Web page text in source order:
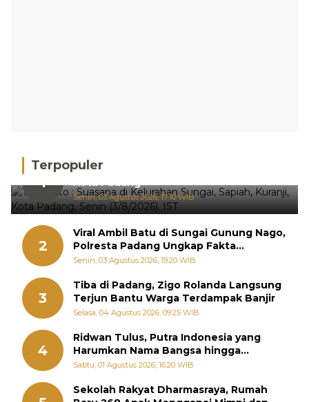
Terpopuler
1
Hujan Deras, 15 Titik Banjir Terdeteksi di
Kota Padang
Senin, 03 Agustus 2026, 17:10 WIB
2
Viral Ambil Batu di Sungai Gunung Nago,
Polresta Padang Ungkap Fakta
Sebenarnya
Senin, 03 Agustus 2026, 19:20 WIB
3
Tiba di Padang, Zigo Rolanda Langsung
Terjun Bantu Warga Terdampak Banjir
Selasa, 04 Agustus 2026, 09:25 WIB
4
Ridwan Tulus, Putra Indonesia yang
Harumkan Nama Bangsa hingga
Diabadikan dalam Buku Jepang
Sabtu, 01 Agustus 2026, 16:20 WIB
Sekolah Rakyat Dharmasraya, Rumah